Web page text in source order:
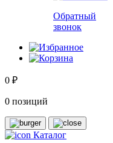
Обратный
звонок
0 ₽
0 позиций
Каталог